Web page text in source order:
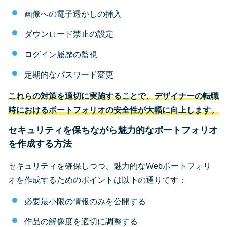
画像への電子透かしの挿入
ダウンロード禁止の設定
ログイン履歴の監視
定期的なパスワード変更
これらの対策を適切に実施することで、デザイナーの転職
時におけるポートフォリオの安全性が大幅に向上します。
セキュリティを保ちながら魅力的なポートフォリオ
を作成する方法
セキュリティを確保しつつ、魅力的なWebポートフォリ
オを作成するためのポイントは以下の通りです：
必要最小限の情報のみを公開する
作品の解像度を適切に調整する